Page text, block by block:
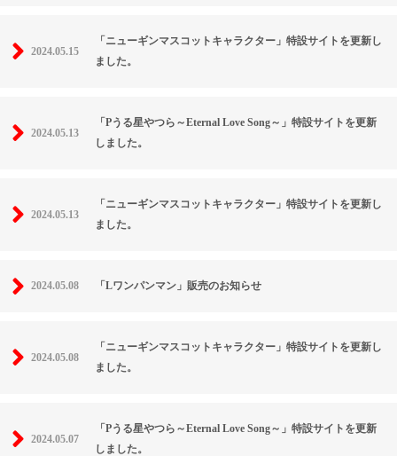
2024.05.15
「ニューギンマスコットキャラクター」特設サイトを更新し
ました。
2024.05.13
「Pうる星やつら～Eternal Love Song～」特設サイトを更新
しました。
2024.05.13
「ニューギンマスコットキャラクター」特設サイトを更新し
ました。
2024.05.08 「Lワンパンマン」販売のお知らせ
2024.05.08
「ニューギンマスコットキャラクター」特設サイトを更新し
ました。
2024.05.07
「Pうる星やつら～Eternal Love Song～」特設サイトを更新
しました。